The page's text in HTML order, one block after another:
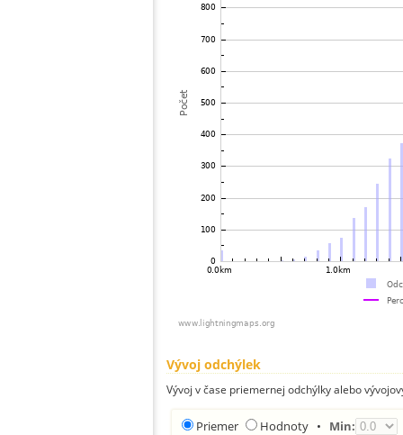
Vývoj odchýlek
Vývoj v čase priemernej odchýlky alebo
Priemer Hodnoty • Min: